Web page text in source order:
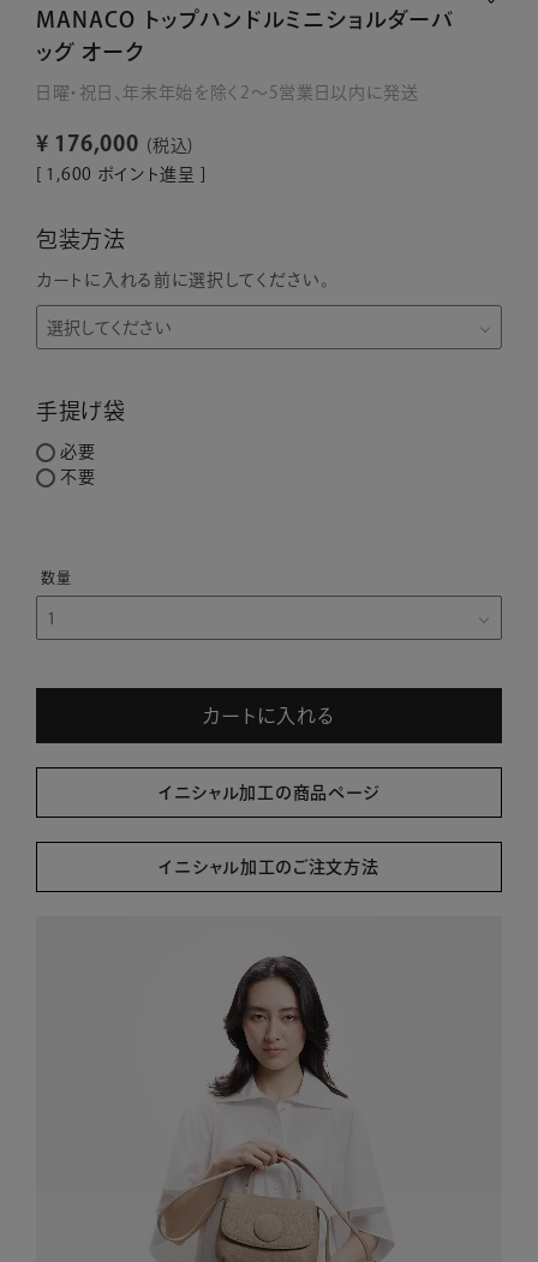
MANACO トップハンドルミニショルダーバ
ッグ オーク
日曜・祝日、年末年始を除く2～5営業日以内に発送
¥ 176,000
税込
1,600 ポイント進呈 ]
包装方法
カートに入れる前に選択してください。
手提げ袋
必要
不要
カートに入れる
イニシャル加工の商品ページ
イニシャル加工のご注文方法